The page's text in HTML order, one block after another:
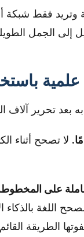
وتريد فقط شبكة
إلى الجمل
بعد تحرير آلاف
لا تصحح أثناء
اللغة بالذكاء
الطريقة